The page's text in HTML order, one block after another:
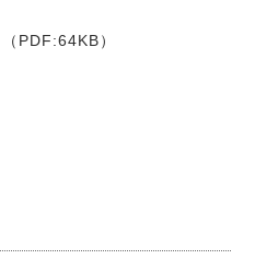
（PDF:64KB）